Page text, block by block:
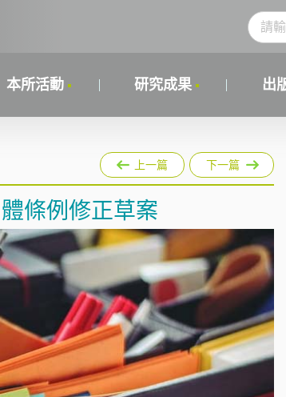
本所活動 研究成果 出
上一篇 下一篇
條例修正草案